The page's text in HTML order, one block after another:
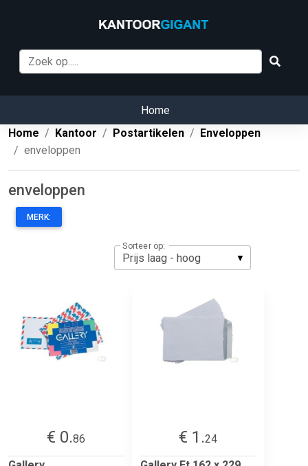
Home
Home
Kantoor Postartikelen
Enveloppen
enveloppen
enveloppen
MERK:
Sorteer op:
€ 0.86
€ 1.24